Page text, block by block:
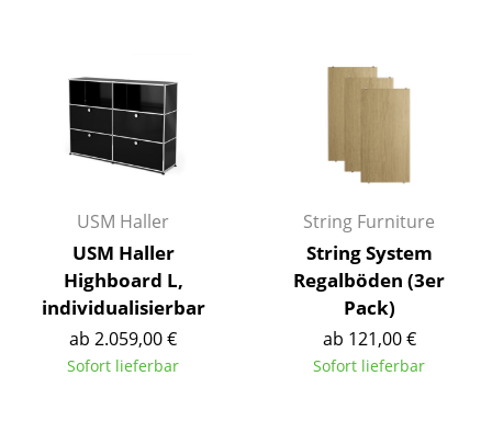
Schreibtische
Sekretäre & PC-Tische
Stehtische & Stehpulte
Kindertische
Servierwagen
USM Haller
USM Haller
Highboard L,
individualisierbar
ab 2.059,00 €
Sofort lieferbar
String Furniture
String System
Regalböden (3er
Pack)
ab 121,00 €
Sofort lieferbar